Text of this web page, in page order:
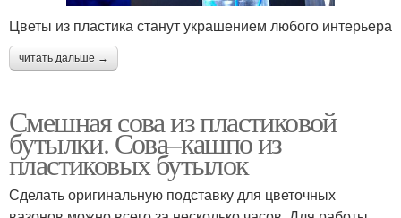
Цветы из пластика станут украшением любого интерьера
читать дальше →
Смешная сова из пластиковой
бутылки. Сова–кашпо из
пластиковых бутылок
Сделать оригинальную подставку для цветочных